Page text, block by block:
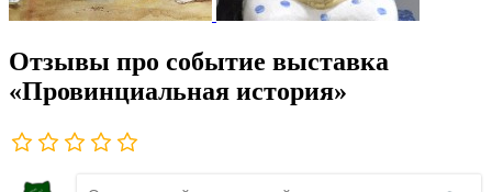
Отзывы про событие выставка
«Провинциальная история»